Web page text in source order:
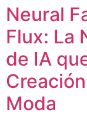
Neural
Flux: La
de IA
Moda